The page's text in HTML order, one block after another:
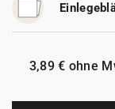
3,89 € ohne